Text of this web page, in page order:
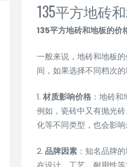
135平方地砖
135平方地砖和地板的价
一般来说，地砖和地板
间，如果选择不同档次
1. 材质影响价格 ：地砖
例如，瓷砖中又有抛光
化等不同类型，也会影响
2. 品牌因素 ：知名品牌